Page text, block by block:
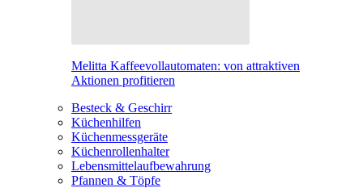
Melitta Kaffeevollautomaten: von attraktiven
Aktionen profitieren
Besteck & Geschirr
Küchenhilfen
Küchenmessgeräte
Küchenrollenhalter
Lebensmittelaufbewahrung
Pfannen & Töpfe